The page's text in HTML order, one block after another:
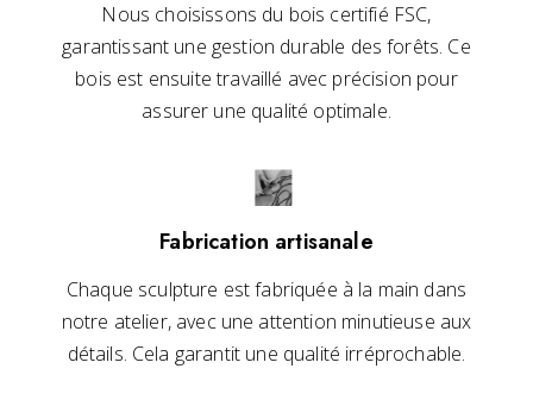
Nous choisissons du bois certifié FSC,
garantissant une gestion durable des forêts. Ce
bois est ensuite travaillé avec précision pour
assurer une qualité optimale.
Fabrication artisanale
Chaque sculpture est fabriquée à la main dans
notre atelier, avec une attention minutieuse aux
détails. Cela garantit une qualité irréprochable.